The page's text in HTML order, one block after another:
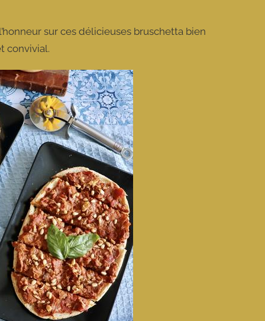
sur ces délicieuses bruschetta bien
convivial.